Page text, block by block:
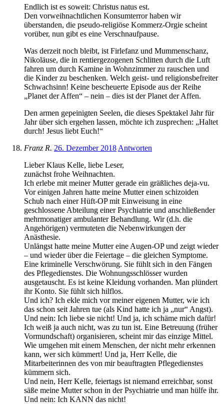
Endlich ist es soweit: Christus natus est.
Den vorweihnachtlichen Konsumterror haben wir
überstanden, die pseudo-religiöse Kommerz-Orgie scheint
vorüber, nun gibt es eine Verschnaufpause.
Was derzeit noch bleibt, ist Firlefanz und Mummenschanz,
Nikoläuse, die in rentiergezogenen Schlitten durch die Luft
fahren um durch Kamine in Wohnzimmer zu rauschen und
die Kinder zu beschenken. Welch geist- und religionsbefreiter
Schwachsinn! Keine bescheuerte Episode aus der Reihe
„Planet der Affen“ – nein – dies ist der Planet der Affen.
Den armen gepeinigten Seelen, die dieses Spektakel Jahr für
Jahr über sich ergehen lassen, möchte ich zusprechen: „Haltet
durch! Jesus liebt Euch!“
Franz R. 26. Dezember 2018 Antworten
Lieber Klaus Kelle, liebe Leser,
zunächst frohe Weihnachten.
Ich erlebe mit meiner Mutter gerade ein gräßliches deja-vu.
Vor einigen Jahren hatte meine Mutter einen schizoiden
Schub nach einer Hüft-OP mit Einweisung in eine
geschlossene Abteilung einer Psychiatrie und anschließender
mehrmonatiger ambulanter Behandlung. Wir (d.h. die
Angehörigen) vermuteten die Nebenwirkungen der
Anästhesie.
Unlängst hatte meine Mutter eine Augen-OP und zeigt wieder
– und wieder über die Feiertage – die gleichen Symptome.
Eine kriminelle Verschwörung. Sie fühlt sich in den Fängen
des Pflegedienstes. Die Wohnungsschlösser wurden
ausgetauscht. Es ist keine Kleidung vorhanden. Man plündert
ihr Konto. Sie fühlt sich hilflos.
Und ich? Ich ekle mich vor meiner eigenen Mutter, wie ich
das schon seit Jahren tue (als Kind hatte ich ja „nur“ Angst).
Und nein: Ich liebe sie nicht! Und ja, ich schäme mich dafür!
Ich weiß ja auch nicht, was zu tun ist. Eine Betreuung (früher
Vormundschaft) organisieren, scheint mir das einzige Mittel.
Wie umgehen mit einem Menschen, der nicht mehr erkennen
kann, wer sich kümmert! Und ja, Herr Kelle, die
Mitarbeiterinnen des von mir beauftragten Pflegedienstes
kümmern sich.
Und nein, Herr Kelle, feiertags ist niemand erreichbar, sonst
säße meine Mutter schon in der Psychiatrie und man hülfe ihr.
Und nein: Ich KANN das nicht!